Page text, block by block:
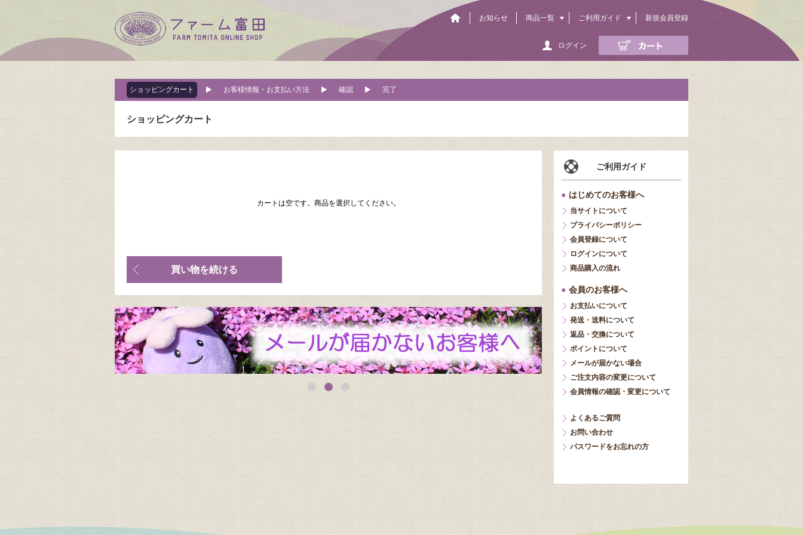
お知らせ 商品一覧 ご利用ガイド 新規会員登録
ログイン
ショッピングカート お客様情報・お支払い方法 確認 完了
ショッピングカート
カートは空です。商品を選択してください。
買い物を続ける
ご利用ガイド
● はじめてのお客様へ
当サイトについて
プライバシーポリシー
会員登録について
ログインについて
商品購入の流れ
● 会員のお客様へ
お支払いについて
発送・送料について
返品・交換について
ポイントについて
メールが届かない場合
ご注文内容の変更について
会員情報の確認・変更について
よくあるご質問
お問い合わせ
パスワードをお忘れの方